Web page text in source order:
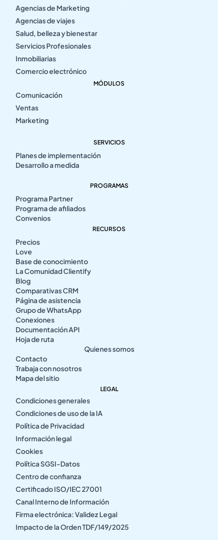
Agencias de Marketing
Agencias de viajes
Salud, belleza y bienestar
Servicios Profesionales
Inmobiliarias
Comercio electrónico
MÓDULOS
Comunicación
Ventas
Marketing
SERVICIOS
Planes de implementación
Desarrollo a medida
PROGRAMAS
Programa Partner
Programa de afiliados
Convenios
RECURSOS
Precios
Love
Base de conocimiento
La Comunidad Clientify
Blog
Comparativas CRM
Página de asistencia
Grupo de WhatsApp
Conexiones
Documentación API
Hoja de ruta
Quienes somos
Contacto
Trabaja con nosotros
Mapa del sitio
LEGAL
Condiciones generales
Condiciones de uso de la IA
Política de Privacidad
Información legal
Cookies
Política SGSI-Datos
Centro de confianza
Certificado ISO/IEC 27001
Canal Interno de Información
Firma electrónica: Validez Legal
Impacto de la Orden TDF/149/2025